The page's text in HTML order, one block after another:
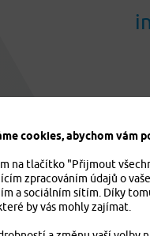
cookies, abychom vám
na tlačítko "Přijmout
zpracováním údajů o
a sociálním sítím. Díky
by vás mohly zajímat.